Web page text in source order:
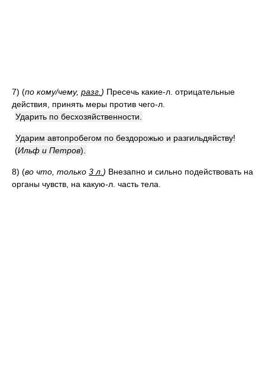
7) (по кому/чему, разг. ) Пресечь какие-л. отрицательные
действия, принять меры против чего-л.
Ударить по бесхозяйственности.
Ударим автопробегом по бездорожью и разгильдяйству!
(Ильф и Петров)
8) (во что, только 3 л. ) Внезапно и сильно подействовать на
органы чувств, на какую-л. часть тела.